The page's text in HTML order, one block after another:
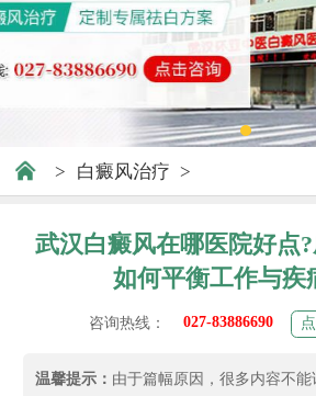
> 白癜风治疗 >
武汉白癜风在哪医院好点
如何平衡工作与疾
咨询热线： 027-83886690
温馨提示： 由于篇幅原因，很多内容不